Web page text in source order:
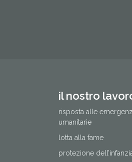
il nostro
risposta alle
umanitarie
lotta alla fame
protezione